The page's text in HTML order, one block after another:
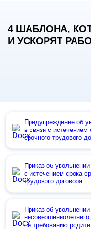
4 ШАБЛОНА,
И УСКОРЯТ
Предупреждение об
в связи с истечением
срочного трудового
Приказ об
с истечением срока
трудового договора
Приказ об увольнении
несовершеннолетнего
по требованию